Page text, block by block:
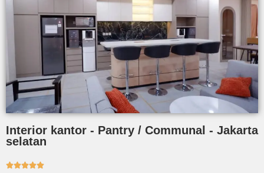
Interior kantor - Pantry / Communal - Jakarta
selatan
